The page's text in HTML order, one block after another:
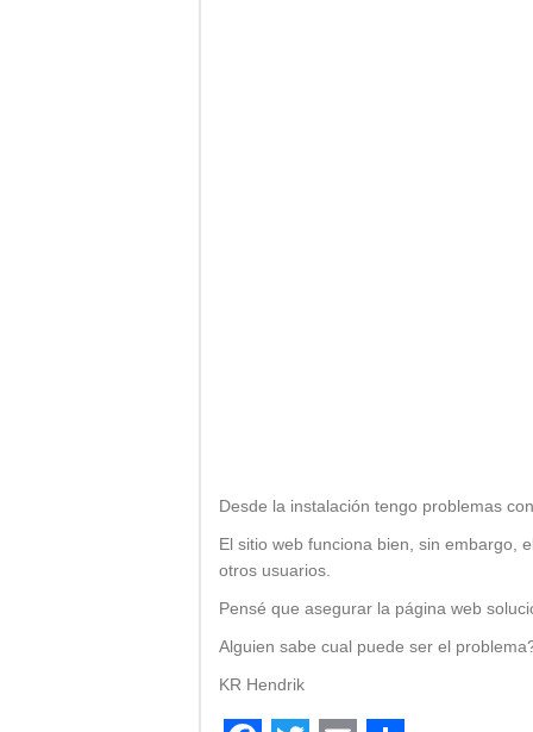
Desde la instalación tengo problemas
El sitio web funciona bien, sin embargo,
otros usuarios.
Pensé que asegurar la página web
Alguien sabe cual puede ser el
KR Hendrik